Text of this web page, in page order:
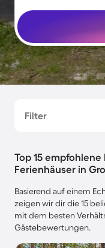
Filter
Top 15
Ferienhäuser in
Basierend auf einem
zeigen wir dir die 15
mit dem besten
Gästebewertungen.